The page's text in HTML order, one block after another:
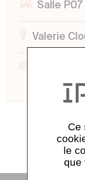
Salle
Valerie
Voir
Ce
le
que